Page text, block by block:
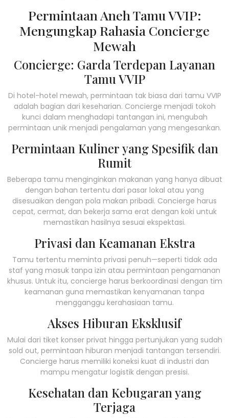
Permintaan Aneh Tamu VVIP:
Mengungkap Rahasia Concierge
Mewah
Concierge: Garda Terdepan Layanan
Tamu VVIP
Di hotel-hotel mewah, permintaan tak biasa dari tamu VVIP
adalah bagian dari keseharian. Concierge menjadi tokoh
kunci dalam menghadapi tantangan ini, mengubah
permintaan unik menjadi pengalaman yang mengesankan.
Permintaan Kuliner yang Spesifik dan
Rumit
Beberapa tamu menginginkan makanan yang hanya dibuat
dengan bahan tertentu dari pasar lokal atau yang
disesuaikan dengan pola makan pribadi. Concierge harus
cepat, cermat, dan bekerja sama erat dengan koki untuk
memastikan hasilnya sesuai ekspektasi.
Privasi dan Keamanan Ekstra
Tamu tertentu meminta privasi penuh—seperti tidak ada
staf yang masuk tanpa izin atau permintaan pengamanan
khusus. Untuk itu, concierge harus berkoordinasi dengan tim
keamanan guna memastikan kenyamanan tanpa
mengganggu kerahasiaan tamu.
Akses Hiburan Eksklusif
Mulai dari tiket konser privat hingga pertunjukan yang sudah
sold out, permintaan hiburan menjadi tantangan tersendiri.
Concierge harus memiliki koneksi kuat di industri dan
mampu mengatur logistik dengan presisi.
Kesehatan dan Kebugaran yang
Terjaga